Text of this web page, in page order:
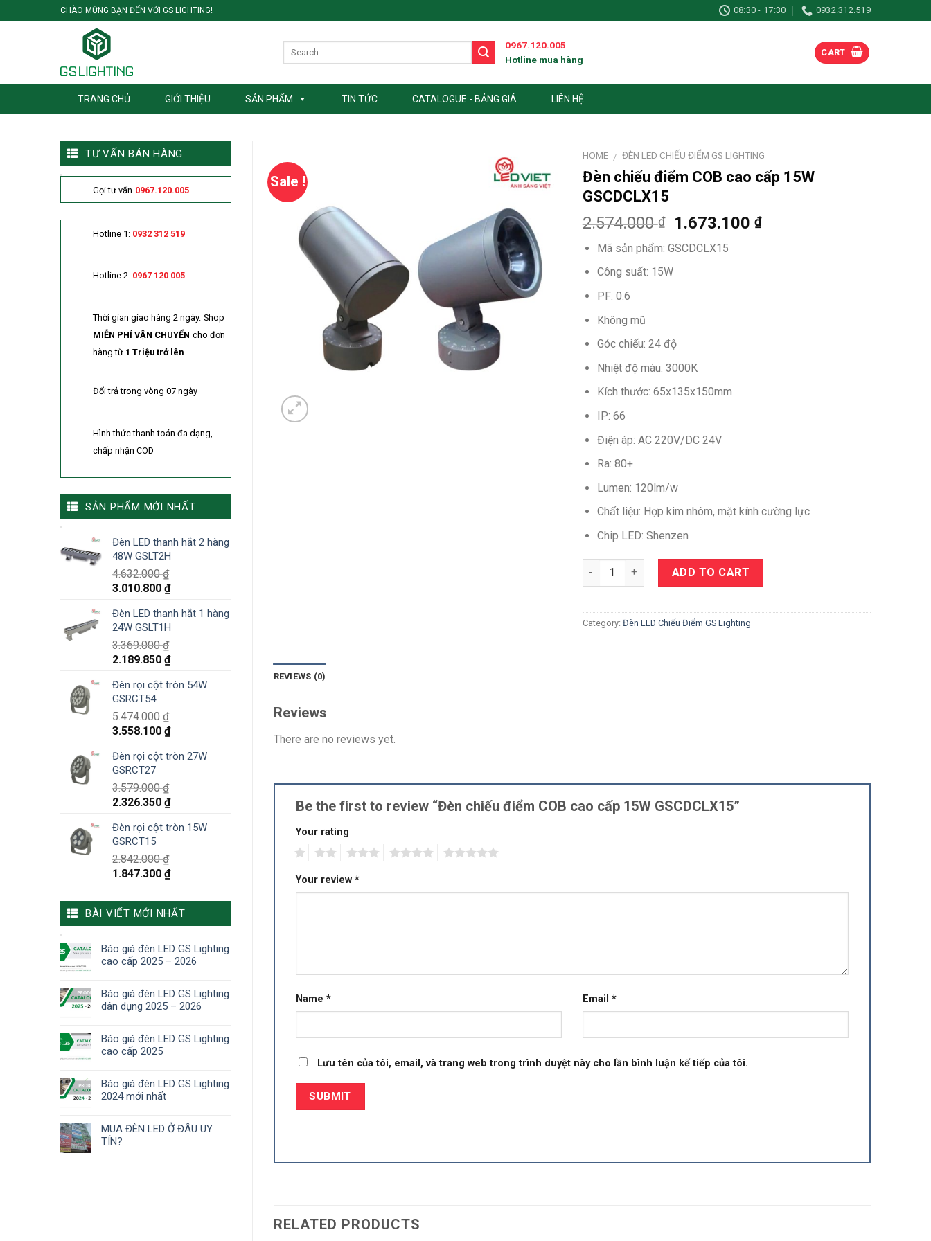
to
CHÀO MỪNG BẠN ĐẾN VỚI GS LIGHTING! 08:30 - 17:30 0932.312.519
0967.120.005
Hotline mua hàng
CART
TRANG CHỦ GIỚI THIỆU SẢN PHẨM TIN TỨC CATALOGUE - BẢNG GIÁ LIÊN HỆ
Sale !
HOME / ĐÈN LED CHIẾU ĐIỂM GS LIGHTING
Đèn chiếu điểm COB cao cấp 15W
GSCDCLX15
2.574.000₫ 1.673.100 ₫
Mã sản phẩm: GSCDCLX15
Công suất: 15W
PF: 0.6
Không mũ
Góc chiếu: 24 độ
Nhiệt độ màu: 3000K
Kích thước: 65x135x150mm
IP: 66
Điện áp: AC 220V/DC 24V
Ra: 80+
Lumen: 120lm/w
Chất liệu: Hợp kim nhôm, mặt kính cường lực
Chip LED: Shenzen
Quantity ADD TO CART
Category: Đèn LED Chiếu Điểm GS Lighting
REVIEWS (0)
Reviews
There are no reviews yet.
Be the first to review “Đèn chiếu điểm COB cao cấp 15W GSCDCLX15”
Your rating
Your review *
Name * Email *
Lưu tên của tôi, email, và trang web trong trình duyệt này cho lần bình luận kế tiếp của tôi.
RELATED PRODUCTS
TƯ VẤN BÁN HÀNG
Gọi tư vấn 0967.120.005
Hotline 1: 0932 312 519
Hotline 2: 0967 120 005
Thời gian giao hàng 2 ngày. Shop
MIỄN PHÍ VẬN CHUYỂN cho đơn
hàng từ 1 Triệu trở lên
Đổi trả trong vòng 07 ngày
Hình thức thanh toán đa dạng,
chấp nhận COD
SẢN PHẨM MỚI NHẤT
Đèn LED thanh hắt 2 hàng
48W GSLT2H
4.632.000₫
3.010.800 ₫
Đèn LED thanh hắt 1 hàng
24W GSLT1H
3.369.000₫
2.189.850 ₫
Đèn rọi cột tròn 54W
GSRCT54
5.474.000₫
3.558.100 ₫
Đèn rọi cột tròn 27W
GSRCT27
3.579.000₫
2.326.350 ₫
Đèn rọi cột tròn 15W
GSRCT15
2.842.000₫
1.847.300 ₫
BÀI VIẾT MỚI NHẤT
Báo giá đèn LED GS Lighting
cao cấp 2025 – 2026
Báo giá đèn LED GS Lighting
dân dụng 2025 – 2026
Báo giá đèn LED GS Lighting
cao cấp 2025
Báo giá đèn LED GS Lighting
2024 mới nhất
MUA ĐÈN LED Ở ĐÂU UY
TÍN?